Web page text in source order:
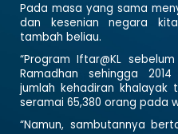
Pada masa yang sama
dan kesenian negara
tambah beliau.
“Program Iftar@KL
Ramadhan sehingga
jumlah kehadiran
seramai 65,380 orang pada
“Namun, sambutannya